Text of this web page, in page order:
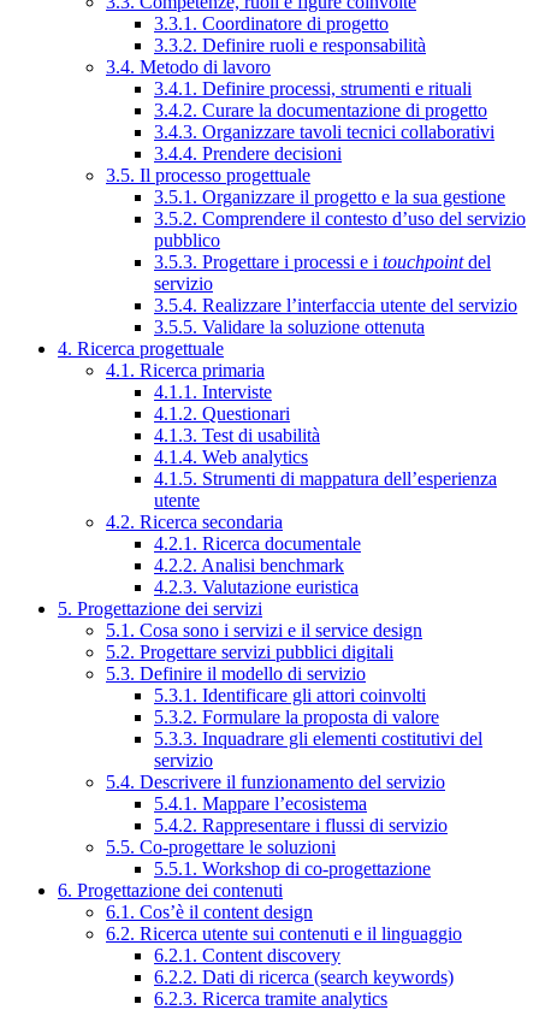
3.3.1. Coordinatore di progetto
3.3.2. Definire ruoli e responsabilità
3.4. Metodo di lavoro
3.4.1. Definire processi, strumenti e rituali
3.4.2. Curare la documentazione di progetto
3.4.3. Organizzare tavoli tecnici collaborativi
3.4.4. Prendere decisioni
3.5. Il processo progettuale
3.5.1. Organizzare il progetto e la sua gestione
3.5.2. Comprendere il contesto d’uso del servizio
pubblico
3.5.3. Progettare i processi e i touchpointdel
servizio
3.5.4. Realizzare l’interfaccia utente del servizio
3.5.5. Validare la soluzione ottenuta
4. Ricerca progettuale
4.1. Ricerca primaria
4.1.1. Interviste
4.1.2. Questionari
4.1.3. Test di usabilità
4.1.4. Web analytics
4.1.5. Strumenti di mappatura dell’esperienza
utente
4.2. Ricerca secondaria
4.2.1. Ricerca documentale
4.2.2. Analisi benchmark
4.2.3. Valutazione euristica
5. Progettazione dei servizi
5.1. Cosa sono i servizi e il service design
5.2. Progettare servizi pubblici digitali
5.3. Definire il modello di servizio
5.3.1. Identificare gli attori coinvolti
5.3.2. Formulare la proposta di valore
5.3.3. Inquadrare gli elementi costitutivi del
servizio
5.4. Descrivere il funzionamento del servizio
5.4.1. Mappare l’ecosistema
5.4.2. Rappresentare i flussi di servizio
5.5. Co-progettare le soluzioni
5.5.1. Workshop di co-progettazione
6. Progettazione dei contenuti
6.1. Cos’è il content design
6.2. Ricerca utente sui contenuti e il linguaggio
6.2.1. Content discovery
6.2.2. Dati di ricerca (search keywords)
6.2.3. Ricerca tramite analytics